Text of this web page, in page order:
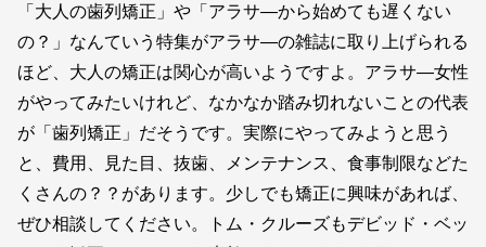
「大人の歯列矯正」や「アラサ―から始めても遅くない
の？」なんていう特集がアラサ―の雑誌に取り上げられる
ほど、大人の矯正は関心が高いようですよ。アラサ―女性
がやってみたいけれど、なかなか踏み切れないことの代表
が「歯列矯正」だそうです。実際にやってみようと思う
と、費用、見た目、抜歯、メンテナンス、食事制限などた
くさんの？？があります。少しでも矯正に興味があれば、
ぜひ相談してください。トム・クルーズもデビッド・ベッ